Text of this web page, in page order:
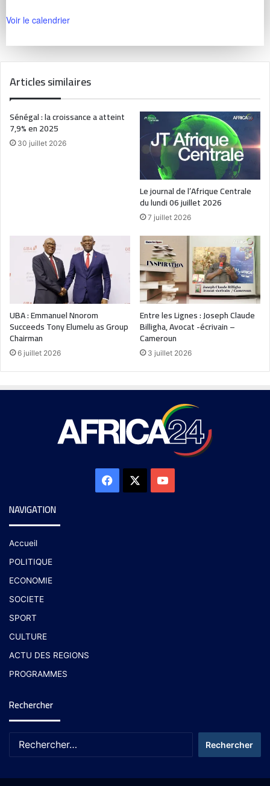
Voir le calendrier
Articles similaires
Sénégal : la croissance a atteint
7,9% en 2025
30 juillet 2026
Le journal de l’Afrique Centrale
du lundi 06 juillet 2026
7 juillet 2026
UBA : Emmanuel Nnorom
Succeeds Tony Elumelu as Group
Chairman
6 juillet 2026
Entre les Lignes : Joseph Claude
Billigha, Avocat -écrivain –
Cameroun
3 juillet 2026
NAVIGATION
Accueil
POLITIQUE
ECONOMIE
SOCIETE
SPORT
CULTURE
ACTU DES REGIONS
PROGRAMMES
Rechercher